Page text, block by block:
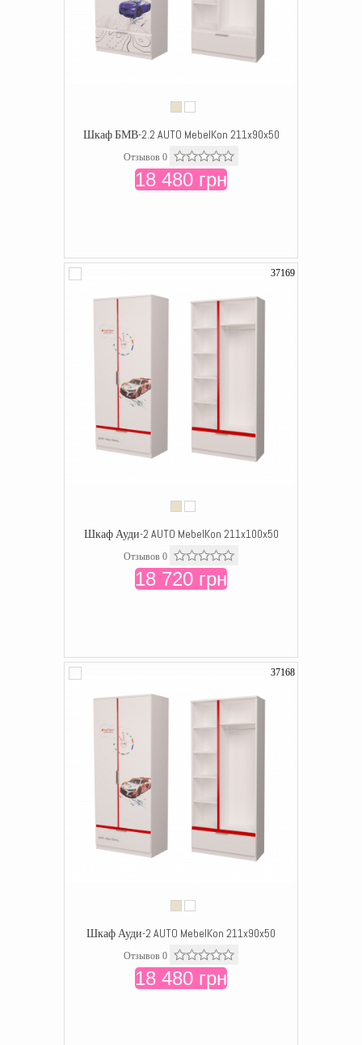
Шкаф БМВ-2.2 AUTO MebelKon 211x90x50
Отзывов 0
18 480 грн
37169
Шкаф Ауди-2 AUTO MebelKon 211x100x50
Отзывов 0
18 720 грн
37168
Шкаф Ауди-2 AUTO MebelKon 211x90x50
Отзывов 0
18 480 грн